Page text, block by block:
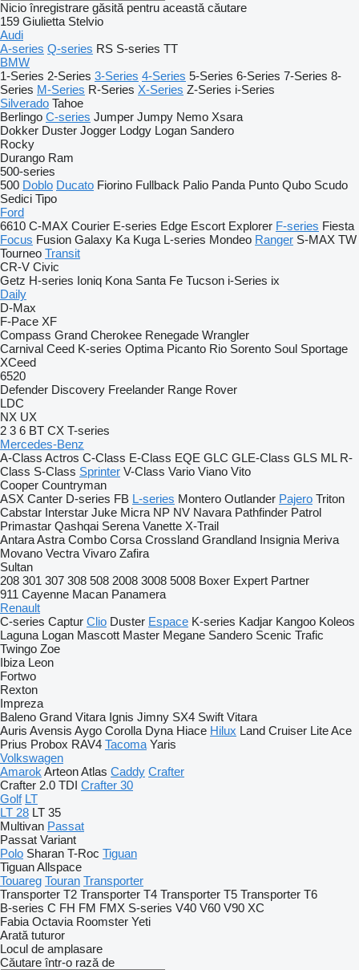
Nicio înregistrare găsită pentru această căutare
159 Giulietta Stelvio
Audi
A-series Q-series RS S-series TT
BMW
1-Series 2-Series 3-Series 4-Series 5-Series 6-Series 7-Series 8-
Series M-Series R-Series X-Series Z-Series i-Series
Silverado Tahoe
Berlingo C-series Jumper Jumpy Nemo Xsara
Dokker Duster Jogger Lodgy Logan Sandero
Rocky
Durango Ram
500-series
500 Doblo Ducato Fiorino Fullback Palio Panda Punto Qubo Scudo
Sedici Tipo
Ford
6610 C-MAX Courier E-series Edge Escort Explorer F-series Fiesta
Focus Fusion Galaxy Ka Kuga L-series Mondeo Ranger S-MAX TW
Tourneo Transit
CR-V Civic
Getz H-series Ioniq Kona Santa Fe Tucson i-Series ix
Daily
D-Max
F-Pace XF
Compass Grand Cherokee Renegade Wrangler
Carnival Ceed K-series Optima Picanto Rio Sorento Soul Sportage
XCeed
6520
Defender Discovery Freelander Range Rover
LDC
NX UX
2 3 6 BT CX T-series
Mercedes-Benz
A-Class Actros C-Class E-Class EQE GLC GLE-Class GLS ML R-
Class S-Class Sprinter V-Class Vario Viano Vito
Cooper Countryman
ASX Canter D-series FB L-series Montero Outlander Pajero Triton
Cabstar Interstar Juke Micra NP NV Navara Pathfinder Patrol
Primastar Qashqai Serena Vanette X-Trail
AntaraAstra Combo Corsa Crossland Grandland Insignia Meriva
Movano Vectra Vivaro Zafira
Sultan
208 301 307 308 508 2008 3008 5008 Boxer Expert Partner
911 Cayenne Macan Panamera
Renault
C-series Captur Clio Duster Espace K-series Kadjar Kangoo Koleos
Laguna Logan Mascott Master Megane Sandero Scenic Trafic
Twingo Zoe
Ibiza Leon
Fortwo
Rexton
Impreza
Baleno Grand Vitara Ignis Jimny SX4 Swift Vitara
Auris Avensis Aygo Corolla Dyna Hiace Hilux Land Cruiser Lite Ace
Prius Probox RAV4 Tacoma Yaris
Volkswagen
Amarok ArteonAtlas Caddy Crafter
Crafter 2.0 TDI Crafter 30
Golf LT
LT 28 LT 35
Multivan Passat
Passat Variant
Polo Sharan T-Roc Tiguan
Tiguan Allspace
Touareg Touran Transporter
Transporter T2 Transporter T4 Transporter T5 Transporter T6
B-series C FH FM FMX S-series V40 V60 V90 XC
Fabia Octavia Roomster Yeti
Arată tuturor
Locul de amplasare
Căutare într-o rază de